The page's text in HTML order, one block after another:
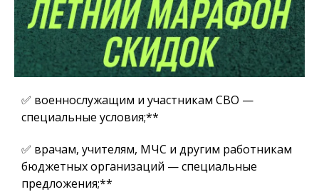
✅ военнослужащим и участникам СВО —
специальные условия;**
✅ врачам, учителям, МЧС и другим работникам
бюджетных организаций — специальные
предложения;**